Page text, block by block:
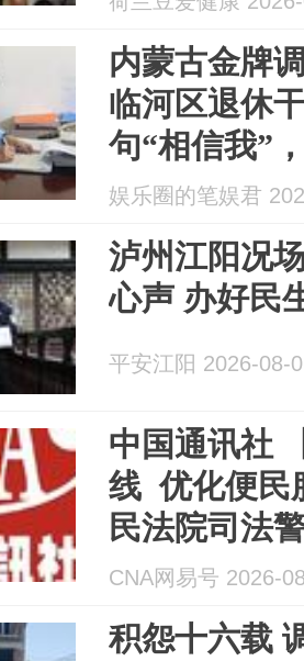
内蒙古金牌
临河区退休
句“相信我”
娱乐圈的笔娱君
泸州江阳况
心声 办好民
平安江阳 2026-08-
中国通讯社
线 优化便
民法院司法
法保障屏障
CNA网易号 2026-
积怨十六载